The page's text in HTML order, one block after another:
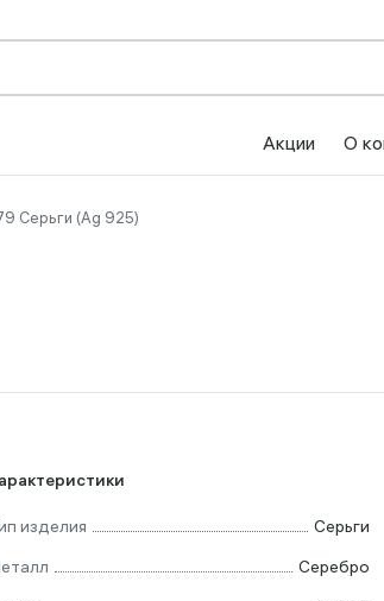
Акции О
Серьги (Ag 925)
изделия
Серьги
Серебро